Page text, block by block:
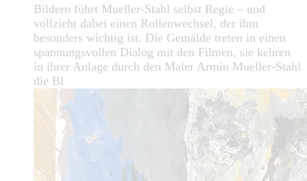
Bildern führt Mueller-Stahl selbst Regie – und
vollzieht dabei einen Rollenwechsel, der ihm
besonders wichtig ist. Die Gemälde treten in einen
spannungsvollen Dialog mit den Filmen, sie kehren
in ihrer Anlage durch den Maler Armin Mueller-Stahl
die Bl